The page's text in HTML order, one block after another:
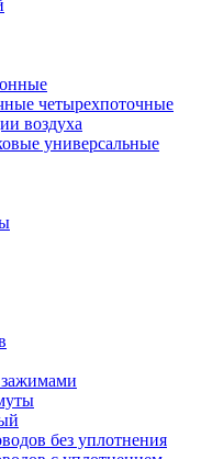
четырехпоточные
воздуха
универсальные
без уплотнения